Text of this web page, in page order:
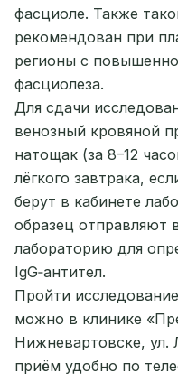
фасциоле. Также
рекомендован при
регионы с
фасциолеза.
Для сдачи
венозный кровяной
натощак (за 8–12
лёгкого завтрака,
берут в кабинете
образец отправляют
лабораторию для
IgG‑антител.
Пройти
можно в клинике
Нижневартовске, ул.
приём удобно по